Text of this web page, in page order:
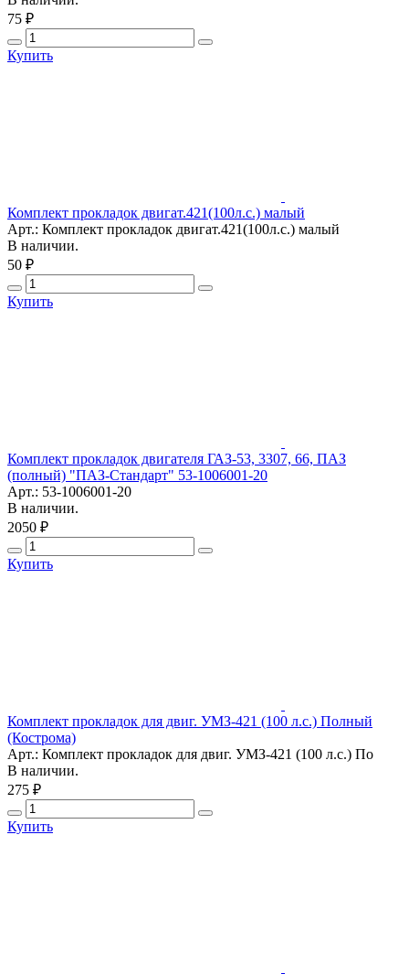
75 ₽
Купить
Комплект прокладок двигат.421(100л.с.) малый
Арт.: Комплект прокладок двигат.421(100л.с.) малый
В наличии.
50 ₽
Купить
Комплект прокладок двигателя ГАЗ-53, 3307, 66, ПАЗ
(полный) "ПАЗ-Стандарт" 53-1006001-20
Арт.: 53-1006001-20
В наличии.
2050 ₽
Купить
Комплект прокладок для двиг. УМЗ-421 (100 л.с.) Полный
(Кострома)
Арт.: Комплект прокладок для двиг. УМЗ-421 (100 л.с.) По
В наличии.
275 ₽
Купить